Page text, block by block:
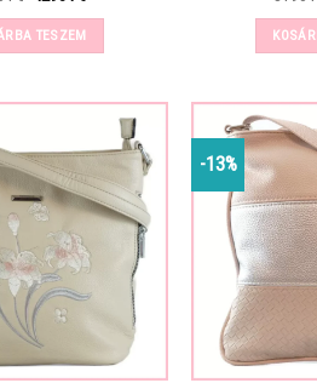
was:
7300 Ft.
is:
4290 Ft.
TESZEM
-13%